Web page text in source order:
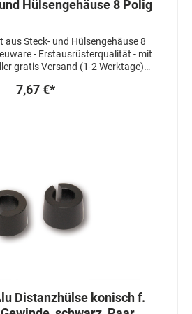
Hülsengehäuse 8 Polig
aus Steck- und Hülsengehäuse 8
- Erstausrüsterqualität - mit
gratis Versand (1-2 Werktage)
7,67 €*
Distanzhülse konisch f.